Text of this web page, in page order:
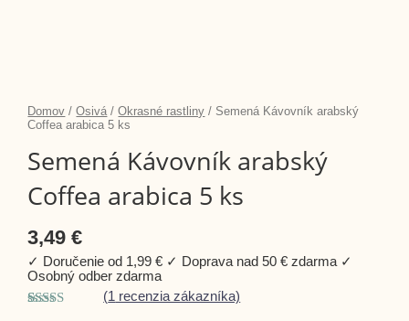
Domov /Osivá /Okrasné rastliny / Semená Kávovník arabský
Coffea arabica 5 ks
Semená Kávovník arabský
Coffea arabica 5 ks
3,49€
✓ Doručenie od 1,99 € ✓ Doprava nad 50 € zdarma ✓
Osobný odber zdarma
(1 recenzia zákazníka)
množstvo
Semená
arabský
Coffea
arabica
5